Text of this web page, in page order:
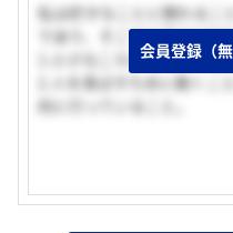
私は好きなことに関わるこ
であり、そこで以下の2点
1.小さなころからavexの音
2.人を喜ばすために動く
的に行っていること。
会員登録（